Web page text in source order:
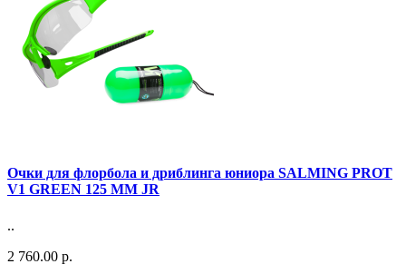
Очки для флорбола и дриблинга юниора SALMING PROT
V1 GREEN 125 MM JR
..
2 760.00 р.